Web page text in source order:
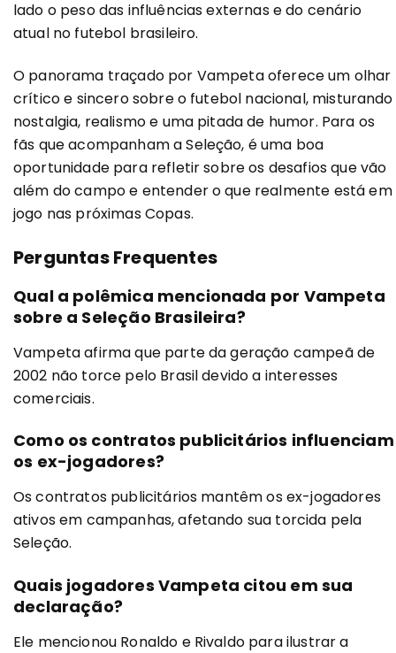
lado o peso das influências externas e do cenário
atual no futebol brasileiro.
O panorama traçado por Vampeta oferece um olhar
crítico e sincero sobre o futebol nacional, misturando
nostalgia, realismo e uma pitada de humor. Para os
fãs que acompanham a Seleção, é uma boa
oportunidade para refletir sobre os desafios que vão
além do campo e entender o que realmente está em
jogo nas próximas Copas.
Perguntas Frequentes
Qual a polêmica mencionada por Vampeta
sobre a Seleção Brasileira?
Vampeta afirma que parte da geração campeã de
2002 não torce pelo Brasil devido a interesses
comerciais.
Como os contratos publicitários influenciam
os ex-jogadores?
Os contratos publicitários mantêm os ex-jogadores
ativos em campanhas, afetando sua torcida pela
Seleção.
Quais jogadores Vampeta citou em sua
declaração?
Ele mencionou Ronaldo e Rivaldo para ilustrar a